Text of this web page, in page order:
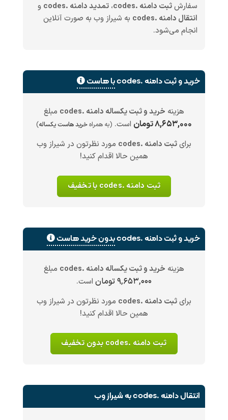
سفارشثبت دامنه .codes ، تمدید دامنه .codes
و
انتقال دامنه .codes
به شیراز وب به صورت آنلاین
انجام می‌شود.
خرید و ثبت دامنه .codes با هاست
هزینه خرید و ثبت یکساله دامنه .codes مبلغ
۸,۶۵۳,۰۰۰ تومان است. (به همراهخرید هاست یکساله)
برایثبت دامنه .codes
مورد نظرتون در شیراز وب
همین حالا اقدام کنید!
ثبت دامنه .codes با تخفیف
خرید و ثبت دامنه .codes بدون خرید هاست
هزینه خرید و ثبت یکساله دامنه .codes مبلغ
۹,۶۵۳,۰۰۰ تومان
است.
برایثبت دامنه .codes
مورد نظرتون در شیراز وب
همین حالا اقدام کنید!
ثبت دامنه .codes بدون تخفیف
انتقال دامنه .codes به شیراز وب